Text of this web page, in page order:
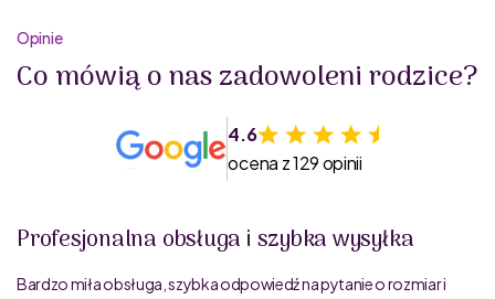
Opinie
Co mówią o nas zadowoleni rodzice?
4.6
ocena z 129 opinii
Profesjonalna obsługa i szybka wysyłka
Bardzo miła obsługa, szybka odpowiedź na pytanie o rozmiar i